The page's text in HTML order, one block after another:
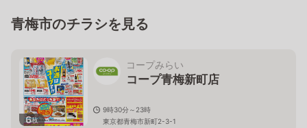
青梅市のチラシを見る
6枚
コープみらい
コープ青梅新町店
9時30分～23時
東京都青梅市新町2-3-1